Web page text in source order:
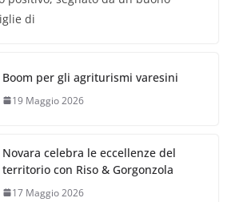
di
Boom per gli agriturismi varesini
19 Maggio 2026
Novara celebra le eccellenze del
territorio con Riso & Gorgonzola
17 Maggio 2026